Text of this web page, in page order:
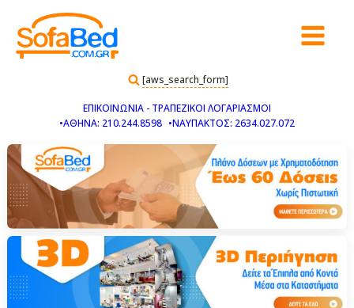
[aws_search_form]
ΕΠΙΚΟΙΝΩΝΙΑ - ΤΡΑΠΕΖΙΚΟΙ ΛΟΓΑΡΙΑΣΜΟΙ
•ΑΘΗΝΑ: 210.244.8598 •ΝΑΥΠΑΚΤΟΣ: 2634.027.072